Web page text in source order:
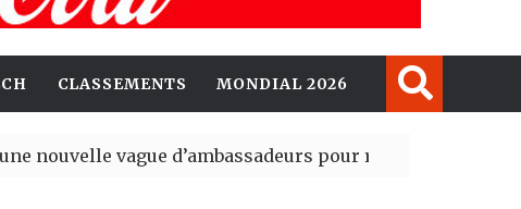
CLASSEMENTS MONDIAL 2026
vague d’ambassadeurs pour renforcer la présence